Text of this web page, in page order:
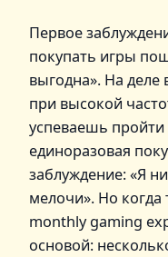
Первое
покупать игры
выгодна». На деле
при высокой
успеваешь пройти
единоразовая
заблуждение: «Я
мелочи». Но
monthly gaming
основой: